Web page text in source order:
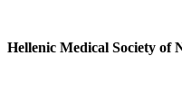
Hellenic Medical Society of